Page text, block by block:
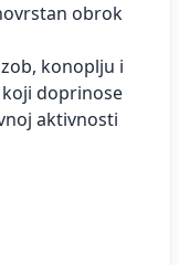
obrok
konoplju i
doprinose
aktivnosti